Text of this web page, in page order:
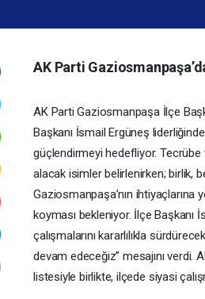
AK Parti
AK Parti Gaziosmanpaşa İlçe
Başkanı İsmail Ergüneş
güçlendirmeyi hedefliyor. Tecrübe
alacak isimler belirlenirken; birlik,
Gaziosmanpaşa’nın
koyması bekleniyor. İlçe Başkanı
çalışmalarını kararlılıkla
devam edeceğiz” mesajını verdi.
listesiyle birlikte, ilçede siyasi